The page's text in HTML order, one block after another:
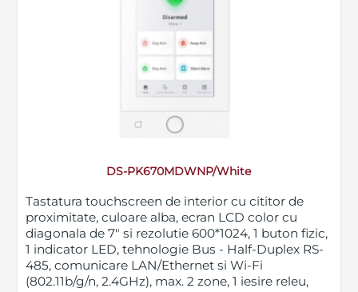
DS-PK670MDWNP/White
Tastatura touchscreen de interior cu cititor de
proximitate, culoare alba, ecran LCD color cu
diagonala de 7" si rezolutie 600*1024, 1 buton fizic,
1 indicator LED, tehnologie Bus - Half-Duplex RS-
485, comunicare LAN/Ethernet si Wi-Fi
(802.11b/g/n, 2.4GHz), max. 2 zone, 1 iesire releu,